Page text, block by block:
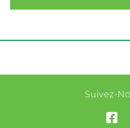
Suivez-